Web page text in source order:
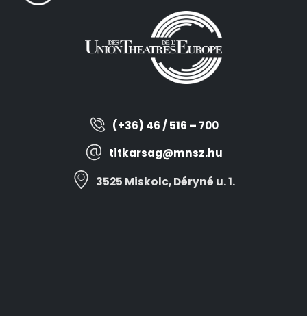
(+36) 46 / 516 – 700
titkarsag@mnsz.hu
3525 Miskolc, Déryné u. 1.